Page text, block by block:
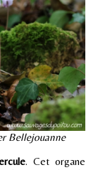
Bellejouanne
. Cet organe